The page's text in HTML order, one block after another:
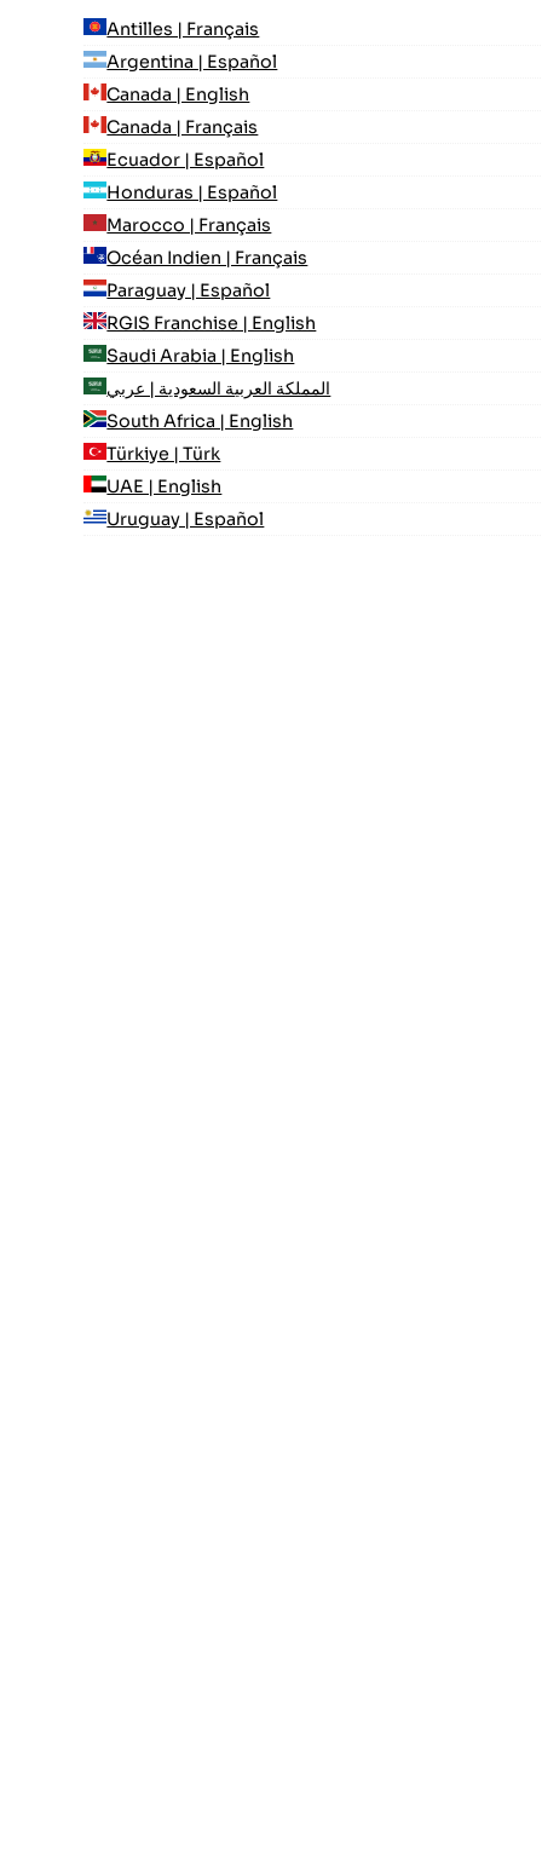
Antilles | Français
Argentina | Español
Canada | English
Canada | Français
Ecuador | Español
Honduras | Español
Marocco | Français
Océan Indien | Français
Paraguay | Español
RGIS Franchise | English
Saudi Arabia | English
المملكة العربية السعودية | عربي
South Africa | English
Türkiye | Türk
UAE | English
Uruguay | Español